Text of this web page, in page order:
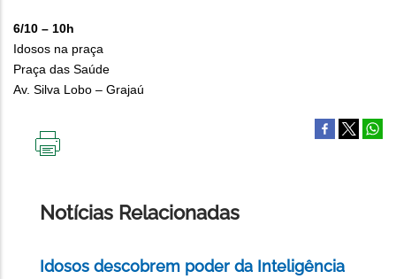
6/10 – 10h
Idosos na praça
Praça das Saúde
Av. Silva Lobo – Grajaú
Notícias Relacionadas
Idosos descobrem poder da Inteligência